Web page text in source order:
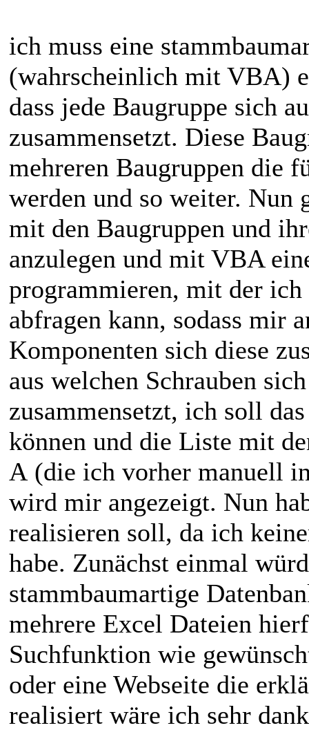
ich muss eine
(wahrscheinlich mit VBA)
dass jede Baugruppe sich
zusammensetzt. Diese
mehreren Baugruppen die
werden und so weiter. Nun
mit den Baugruppen und
anzulegen und mit VBA
programmieren, mit der ich
abfragen kann, sodass mir
Komponenten sich diese
aus welchen Schrauben
zusammensetzt, ich soll
können und die Liste mit
A (die ich vorher manuell
wird mir angezeigt. Nun
realisieren soll, da ich
habe. Zunächst einmal
stammbaumartige
mehrere Excel Dateien
Suchfunktion wie
oder eine Webseite die
realisiert wäre ich sehr